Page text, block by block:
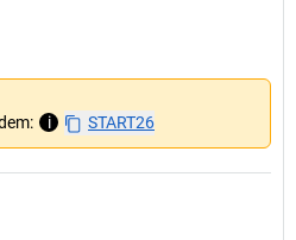
i START26